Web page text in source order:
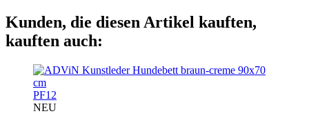
Kunden, die diesen Artikel kauften,
kauften auch:
PF12
NEU